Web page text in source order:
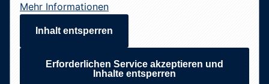
Mehr Informationen
Inhalt entsperren
Erforderlichen Service akzeptieren und
Inhalte entsperren